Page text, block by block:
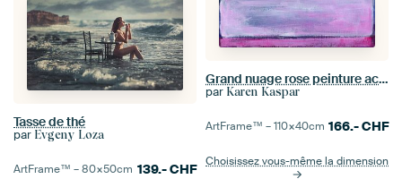
Tasse de thé
par Evgeny Loza
ArtFrame™ –80×50cm 139.-CHF
Grand nuage rose peinture acrylique
par Karen Kaspar
ArtFrame™ –110×40cm 166.-CHF
Choisissez vous-même la dimension